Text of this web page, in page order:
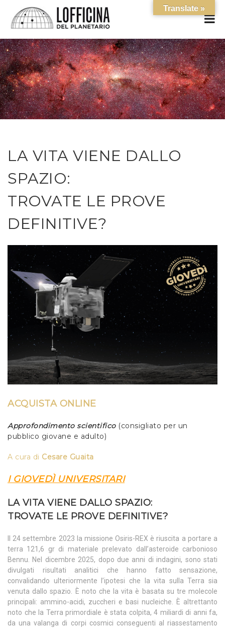
LA VITA VIENE DALLO
SPAZIO:
TROVATE LE PROVE
DEFINITIVE?
ACQUISTA ONLINE
Approfondimento scientifico (consigliato per un
pubblico giovane e adulto)
A cura di Cesare Guaita
I GIOVEDÌ UNIVERSITARI
LA VITA VIENE DALLO SPAZIO:
TROVATE LE PROVE DEFINITIVE?
Il 24 settembre 2023 la missione Osiris-REX è riuscita a portare a
terra 121,6 gr di materiale prelevato dall’asteroide carbonioso
Bennu. Nel dicembre 2025, dopo due anni di indagini, sono stati
divulgati risultati analitici che hanno fatto sensazione,
convalidando ulteriormente l’ipotesi che la vita sulla Terra sia
venuta dallo spazio. È noto che la vita è basata su tre molecole
principali: ammino-acidi, zuccheri e basi nucleiche. È altrettanto
noto che la Terra primordiale è stata colpita, 4 miliardi di anni fa,
da una valanga di corpi cosmici conseguenti al riassestamento
Translate »